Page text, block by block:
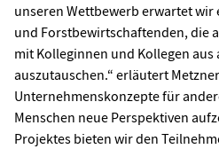
unseren Wettbewerb erwartet wir
und Forstbewirtschaftenden, die
mit Kolleginnen und Kollegen aus
auszutauschen.“ erläutert
Unternehmenskonzepte für
Menschen neue Perspektiven
Projektes bieten wir den